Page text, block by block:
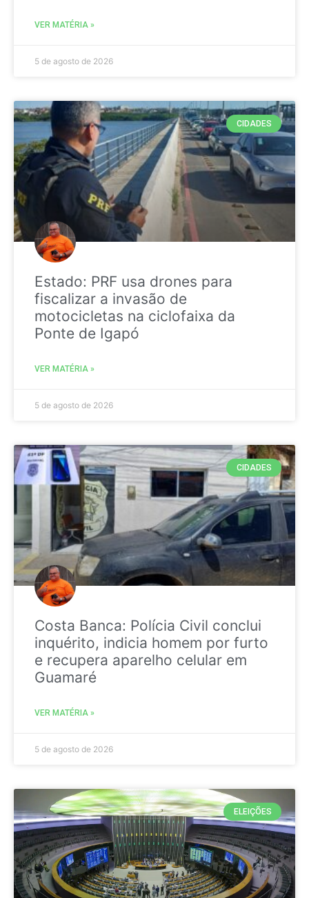
VER MATÉRIA »
5 de agosto de 2026
CIDADES
Estado: PRF usa drones para
fiscalizar a invasão de
motocicletas na ciclofaixa da
Ponte de Igapó
VER MATÉRIA »
5 de agosto de 2026
CIDADES
Costa Banca: Polícia Civil conclui
inquérito, indicia homem por furto
e recupera aparelho celular em
Guamaré
VER MATÉRIA »
5 de agosto de 2026
ELEIÇÕES